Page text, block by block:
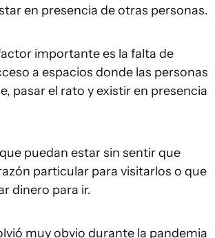
en presencia de otras personas.
importante es la falta de
a espacios donde las personas
pasar el rato y existir en presencia
puedan estar sin sentir que
particular para visitarlos o que
dinero para ir.
muy obvio durante la pandemia